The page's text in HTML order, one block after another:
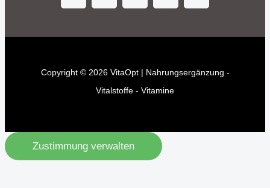
Copyright © 2026 VitaOpt | Nahrungsergänzung -
Vitalstoffe - Vitamine
Zustimmung verwalten